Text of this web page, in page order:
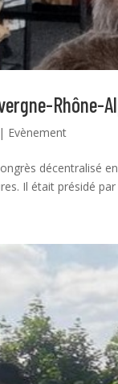
Rhône-
| Evènement
décentralisé
Il était présidé